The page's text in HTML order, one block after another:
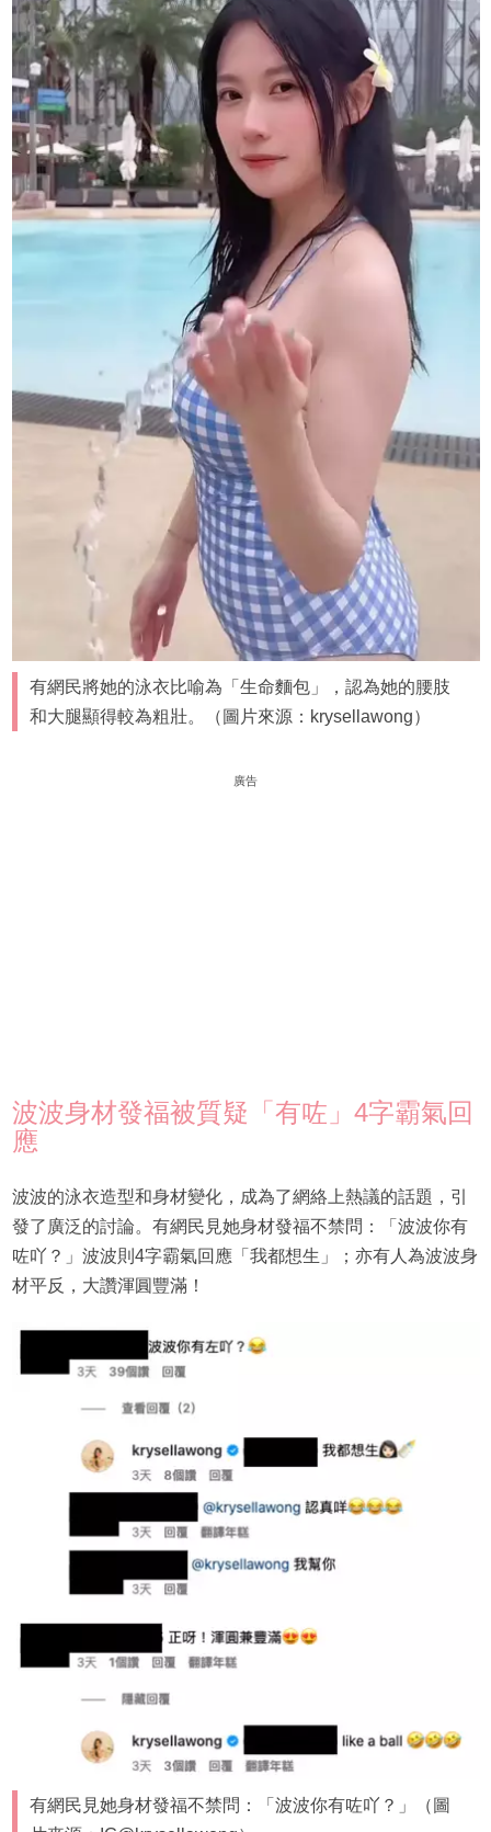
有網民將她的泳衣比喻為「生命麵包」，認為她的腰肢
和大腿顯得較為粗壯。（圖片來源：krysellawong）
廣告
波波身材發福被質疑「有咗」4字霸氣回
應
波波的泳衣造型和身材變化，成為了網絡上熱議的話題，引
發了廣泛的討論。有網民見她身材發福不禁問：「波波你有
咗吖？」波波則4字霸氣回應「我都想生」；亦有人為波波身
材平反，大讚渾圓豐滿！
有網民見她身材發福不禁問：「波波你有咗吖？」（圖